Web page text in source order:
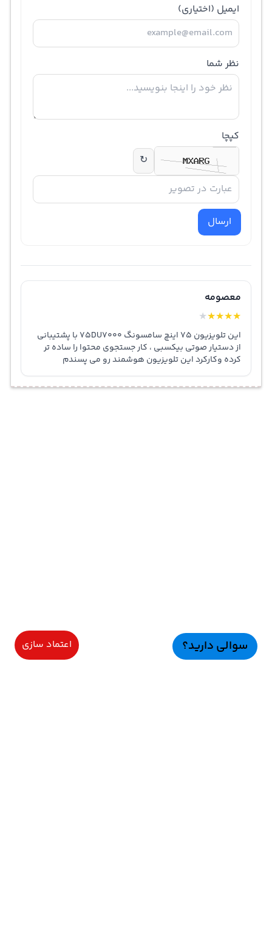
ایمیل (اختیاری)
نظر شما
کپچا
↻
ارسال
معصومه
★
★
★
★
★
این تلویزیون 75 اینچ سامسونگ 75DU7000 با پشتیبانی
از دستیار صوتی بیکسبی ، کار جستجوی محتوا را ساده تر
کرده وکارکرد این تلویزیون هوشمند رو می پسندم
سوالی دارید؟ اعتماد سازی